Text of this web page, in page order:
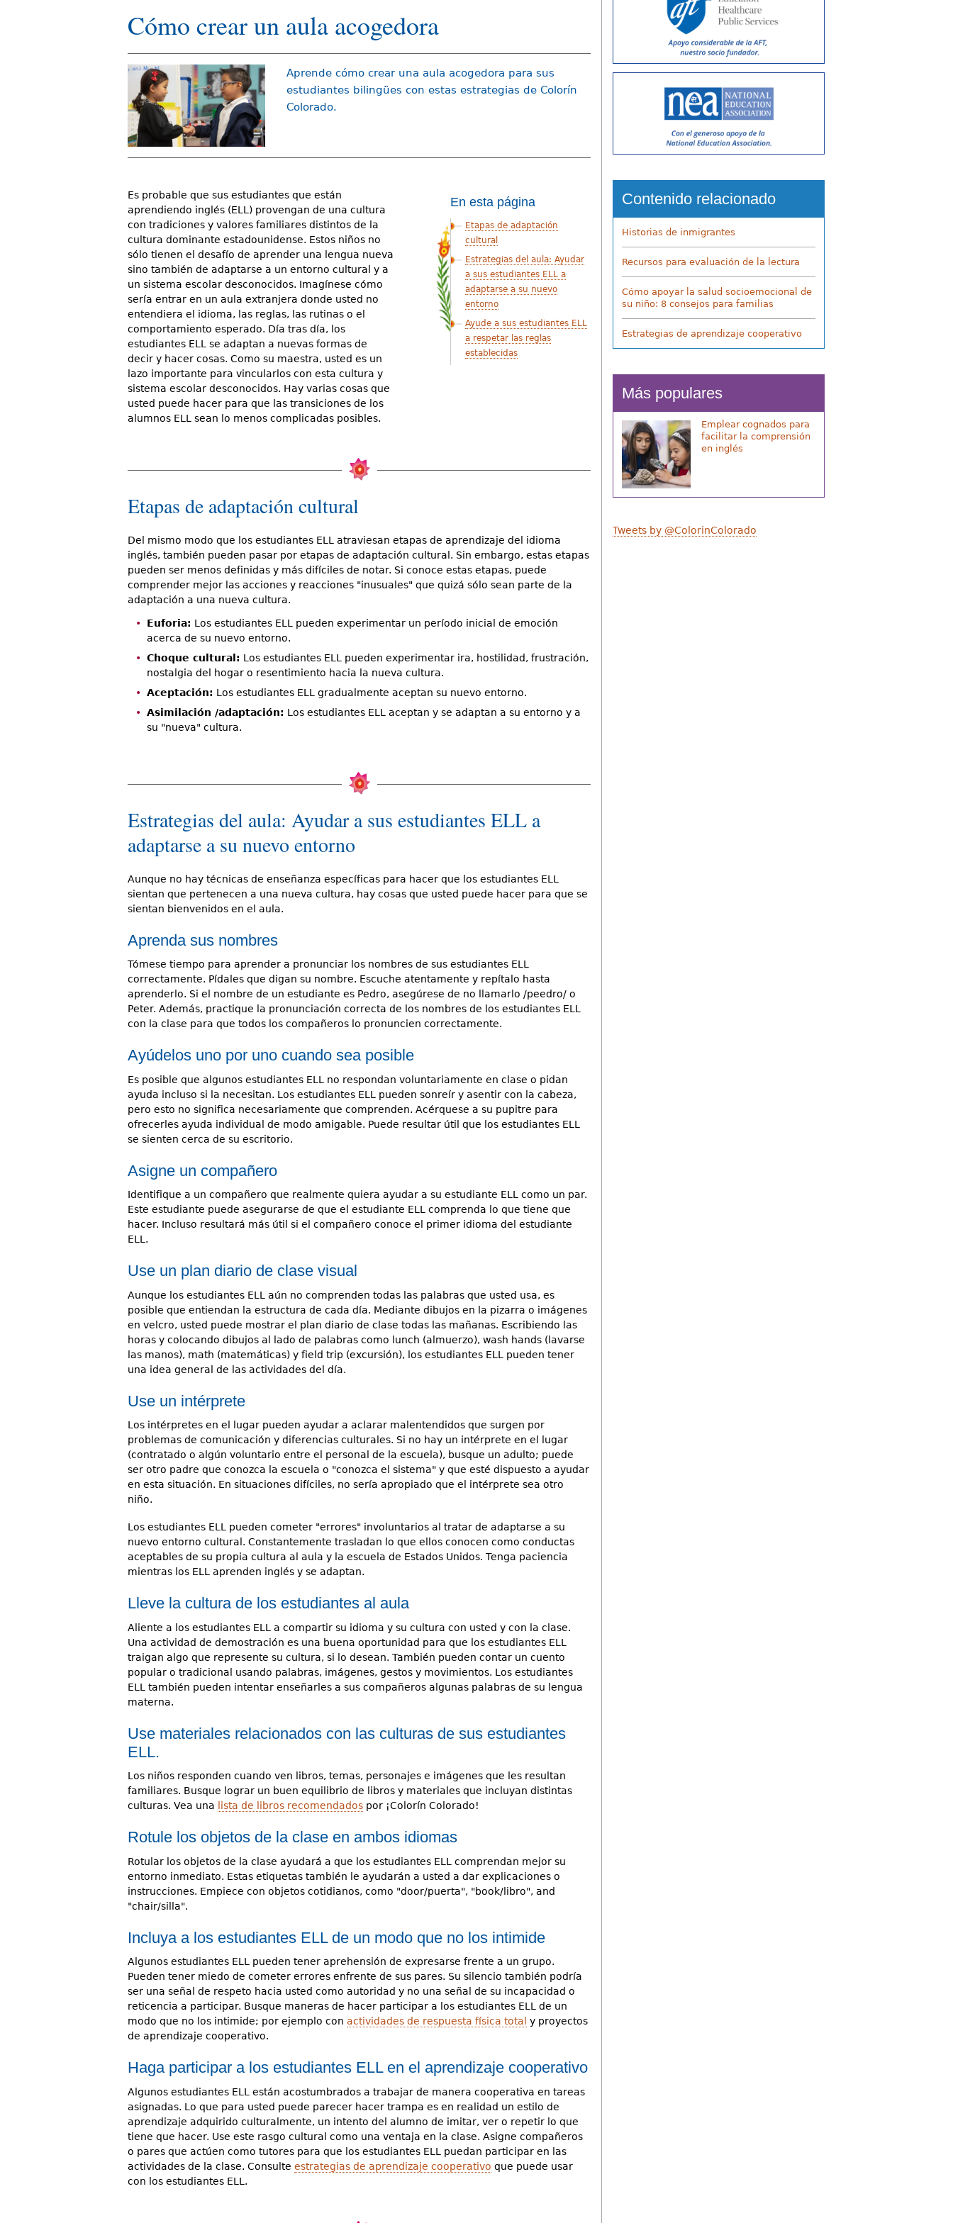
d
e
s
t
á
a
q
u
í
Cómo crear un aula acogedora
Aprende cómo crear una aula acogedora para sus
estudiantes bilingües con estas estrategias de Colorín
Colorado.
En esta página
Etapas de adaptación
cultural
Estrategias del aula: Ayudar
a sus estudiantes ELL a
adaptarse a su nuevo
entorno
Ayude a sus estudiantes ELL
a respetar las reglas
establecidas
Es probable que sus estudiantes que están
aprendiendo inglés (ELL) provengan de una cultura
con tradiciones y valores familiares distintos de la
cultura dominante estadounidense. Estos niños no
sólo tienen el desafío de aprender una lengua nueva
sino también de adaptarse a un entorno cultural y a
un sistema escolar desconocidos. Imagínese cómo
sería entrar en un aula extranjera donde usted no
entendiera el idioma, las reglas, las rutinas o el
comportamiento esperado. Día tras día, los
estudiantes ELL se adaptan a nuevas formas de
decir y hacer cosas. Como su maestra, usted es un
lazo importante para vincularlos con esta cultura y
sistema escolar desconocidos. Hay varias cosas que
usted puede hacer para que las transiciones de los
alumnos ELL sean lo menos complicadas posibles.
Etapas de adaptación cultural
Del mismo modo que los estudiantes ELL atraviesan etapas de aprendizaje del idioma
inglés, también pueden pasar por etapas de adaptación cultural. Sin embargo, estas etapas
pueden ser menos definidas y más difíciles de notar. Si conoce estas etapas, puede
comprender mejor las acciones y reacciones "inusuales" que quizá sólo sean parte de la
adaptación a una nueva cultura.
Euforia: Los estudiantes ELL pueden experimentar un período inicial de emoción
acerca de su nuevo entorno.
Choque cultural: Los estudiantes ELL pueden experimentar ira, hostilidad, frustración,
nostalgia del hogar o resentimiento hacia la nueva cultura.
Aceptación: Los estudiantes ELL gradualmente aceptan su nuevo entorno.
Asimilación /adaptación: Los estudiantes ELL aceptan y se adaptan a su entorno y a
su "nueva" cultura.
Estrategias del aula: Ayudar a sus estudiantes ELL a
adaptarse a su nuevo entorno
Aunque no hay técnicas de enseñanza específicas para hacer que los estudiantes ELL
sientan que pertenecen a una nueva cultura, hay cosas que usted puede hacer para que se
sientan bienvenidos en el aula.
Aprenda sus nombres
Tómese tiempo para aprender a pronunciar los nombres de sus estudiantes ELL
correctamente. Pídales que digan su nombre. Escuche atentamente y repítalo hasta
aprenderlo. Si el nombre de un estudiante es Pedro, asegúrese de no llamarlo /peedro/ o
Peter. Además, practique la pronunciación correcta de los nombres de los estudiantes ELL
con la clase para que todos los compañeros lo pronuncien correctamente.
Ayúdelos uno por uno cuando sea posible
Es posible que algunos estudiantes ELL no respondan voluntariamente en clase o pidan
ayuda incluso si la necesitan. Los estudiantes ELL pueden sonreír y asentir con la cabeza,
pero esto no significa necesariamente que comprenden. Acérquese a su pupitre para
ofrecerles ayuda individual de modo amigable. Puede resultar útil que los estudiantes ELL
se sienten cerca de su escritorio.
Asigne un compañero
Identifique a un compañero que realmente quiera ayudar a su estudiante ELL como un par.
Este estudiante puede asegurarse de que el estudiante ELL comprenda lo que tiene que
hacer. Incluso resultará más útil si el compañero conoce el primer idioma del estudiante
ELL.
Use un plan diario de clase visual
Aunque los estudiantes ELL aún no comprenden todas las palabras que usted usa, es
posible que entiendan la estructura de cada día. Mediante dibujos en la pizarra o imágenes
en velcro, usted puede mostrar el plan diario de clase todas las mañanas. Escribiendo las
horas y colocando dibujos al lado de palabras como lunch (almuerzo), wash hands (lavarse
las manos), math (matemáticas) y field trip (excursión), los estudiantes ELL pueden tener
una idea general de las actividades del día.
Use un intérprete
Los intérpretes en el lugar pueden ayudar a aclarar malentendidos que surgen por
problemas de comunicación y diferencias culturales. Si no hay un intérprete en el lugar
(contratado o algún voluntario entre el personal de la escuela), busque un adulto; puede
ser otro padre que conozca la escuela o "conozca el sistema" y que esté dispuesto a ayudar
en esta situación. En situaciones difíciles, no sería apropiado que el intérprete sea otro
niño.
Los estudiantes ELL pueden cometer "errores" involuntarios al tratar de adaptarse a su
nuevo entorno cultural. Constantemente trasladan lo que ellos conocen como conductas
aceptables de su propia cultura al aula y la escuela de Estados Unidos. Tenga paciencia
mientras los ELL aprenden inglés y se adaptan.
Lleve la cultura de los estudiantes al aula
Aliente a los estudiantes ELL a compartir su idioma y su cultura con usted y con la clase.
Una actividad de demostración es una buena oportunidad para que los estudiantes ELL
traigan algo que represente su cultura, si lo desean. También pueden contar un cuento
popular o tradicional usando palabras, imágenes, gestos y movimientos. Los estudiantes
ELL también pueden intentar enseñarles a sus compañeros algunas palabras de su lengua
materna.
Use materiales relacionados con las culturas de sus estudiantes
ELL.
Los niños responden cuando ven libros, temas, personajes e imágenes que les resultan
familiares. Busque lograr un buen equilibrio de libros y materiales que incluyan distintas
culturas. Vea una
lista de libros recomendados por ¡Colorín Colorado!
Rotule los objetos de la clase en ambos idiomas
Rotular los objetos de la clase ayudará a que los estudiantes ELL comprendan mejor su
entorno inmediato. Estas etiquetas también le ayudarán a usted a dar explicaciones o
instrucciones. Empiece con objetos cotidianos, como "door/puerta", "book/libro", and
"chair/silla".
Incluya a los estudiantes ELL de un modo que no los intimide
Algunos estudiantes ELL pueden tener aprehensión de expresarse frente a un grupo.
Pueden tener miedo de cometer errores enfrente de sus pares. Su silencio también podría
ser una señal de respeto hacia usted como autoridad y no una señal de su incapacidad o
reticencia a participar. Busque maneras de hacer participar a los estudiantes ELL de un
modo que no los intimide; por ejemplo con actividades de respuesta física total y proyectos
de aprendizaje cooperativo.
Haga participar a los estudiantes ELL en el aprendizaje cooperativo
Algunos estudiantes ELL están acostumbrados a trabajar de manera cooperativa en tareas
asignadas. Lo que para usted puede parecer hacer trampa es en realidad un estilo de
aprendizaje adquirido culturalmente, un intento del alumno de imitar, ver o repetir lo que
tiene que hacer. Use este rasgo cultural como una ventaja en la clase. Asigne compañeros
o pares que actúen como tutores para que los estudiantes ELL puedan participar en las
actividades de la clase. Consulte estrategias de aprendizaje cooperativo que puede usar
con los estudiantes ELL.
Contenido relacionado
Historias de inmigrantes
Recursos para evaluación de la lectura
Cómo apoyar la salud socioemocional de
su niño: 8 consejos para familias
Estrategias de aprendizaje cooperativo
Más populares
Emplear cognados para
facilitar la comprensión
en inglés
Tweets by @ColorinColorado